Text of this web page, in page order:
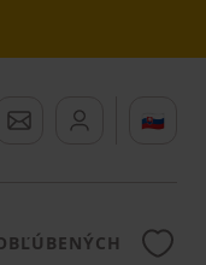
pes
Správy 🇸🇰